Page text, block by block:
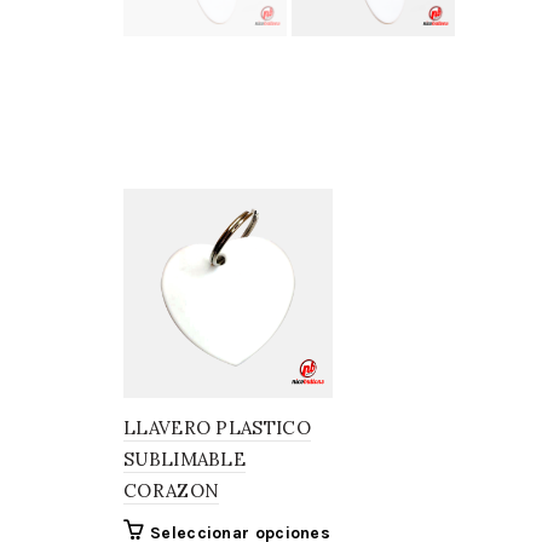
LLAVERO PLASTICO
SUBLIMABLE
CORAZON
Seleccionar opciones